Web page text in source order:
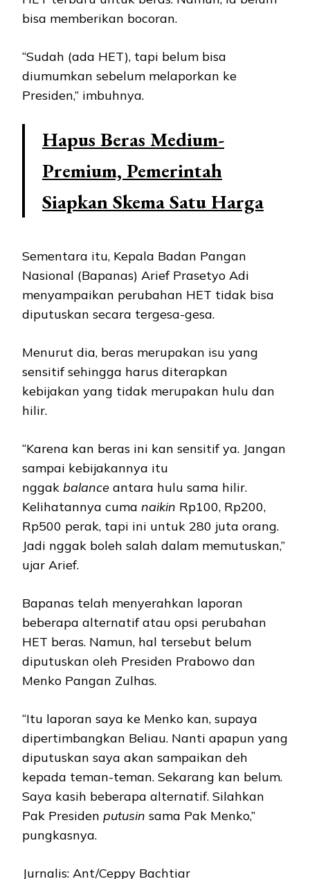
bisa memberikan bocoran.
“Sudah (ada HET), tapi belum bisa
diumumkan sebelum melaporkan ke
Presiden,” imbuhnya.
Hapus Beras Medium-
Premium, Pemerintah
Siapkan Skema Satu Harga
Sementara itu, Kepala Badan Pangan
Nasional (Bapanas) Arief Prasetyo Adi
menyampaikan perubahan HET tidak bisa
diputuskan secara tergesa-gesa.
Menurut dia, beras merupakan isu yang
sensitif sehingga harus diterapkan
kebijakan yang tidak merupakan hulu dan
hilir.
“Karena kan beras ini kan sensitif ya. Jangan
sampai kebijakannya itu
nggak balance antara hulu sama hilir.
Kelihatannya cuma naikin Rp100, Rp200,
Rp500 perak, tapi ini untuk 280 juta orang.
Jadi nggak boleh salah dalam memutuskan,”
ujar Arief.
Bapanas telah menyerahkan laporan
beberapa alternatif atau opsi perubahan
HET beras. Namun, hal tersebut belum
diputuskan oleh Presiden Prabowo dan
Menko Pangan Zulhas.
“Itu laporan saya ke Menko kan, supaya
dipertimbangkan Beliau. Nanti apapun yang
diputuskan saya akan sampaikan deh
kepada teman-teman. Sekarang kan belum.
Saya kasih beberapa alternatif. Silahkan
Pak Presiden putusin sama Pak Menko,”
pungkasnya.
Jurnalis: Ant/Ceppy Bachtiar